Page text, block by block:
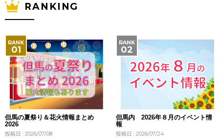
RANKING
但馬の夏祭り＆花火情報まとめ
2026
投稿日 : 2026/07/08
但馬内 2026年８月のイベント情
報
投稿日 : 2026/07/24